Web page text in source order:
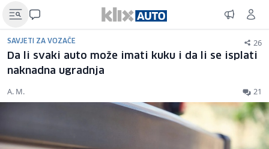
SAVJETI ZA VOZAČE 26
Da li svaki auto može imati kuku i da li se isplati
naknadna ugradnja
A. M. 21